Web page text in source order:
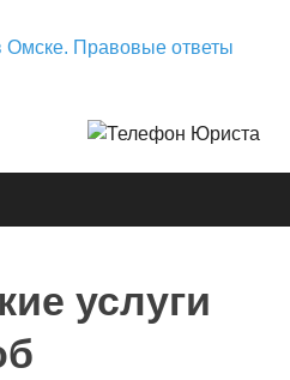
услуги